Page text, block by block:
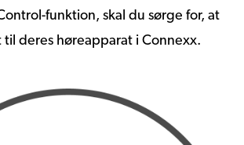
funktion, skal du sørge for, at
deres høreapparat i Connexx.